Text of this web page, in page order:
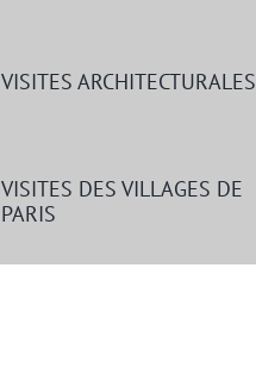
VISITES ARCHITECTURALES
VISITES DES VILLAGES DE
PARIS